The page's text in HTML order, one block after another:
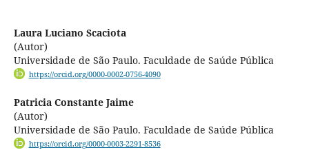
Laura Luciano Scaciota
(Autor)
Universidade de São Paulo. Faculdade de Saúde Pública
https://orcid.org/0000-0002-0756-4090
Patricia Constante Jaime
(Autor)
Universidade de São Paulo. Faculdade de Saúde Pública
https://orcid.org/0000-0003-2291-8536